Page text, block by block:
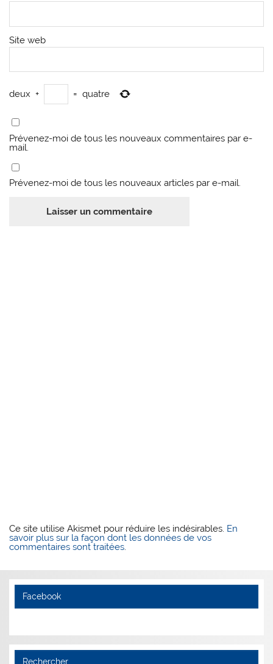
Site web
deux + = quatre
Prévenez-moi de tous les nouveaux commentaires par e-
mail.
Prévenez-moi de tous les nouveaux articles par e-mail.
Ce site utilise Akismet pour réduire les indésirables. En
savoir plus sur la façon dont les données de vos
commentaires sont traitées.
Facebook
Rechercher